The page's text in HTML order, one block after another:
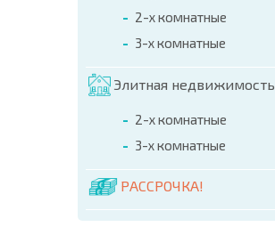
2-х комнатные
3-х комнатные
Элитная недвижимость
2-х комнатные
3-х комнатные
РАССРОЧКА!